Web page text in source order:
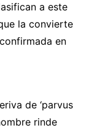
a este
la convierte
en
de ‘parvus
rinde